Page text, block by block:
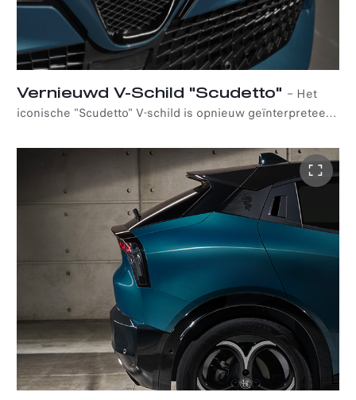
Vernieuwd V-Schild "Scudetto" – Het
iconische "Scudetto" V-schild is opnieuw geïnterpreteerd
De Leggenda heeft een donker design met digitale matte
details, als eerbetoon aan zijn legendarische
voorgangers. Progresso is een viering van innovatie
waarin de nieuwe, strakke designtaal van Alfa Romeo
naar voren komt.